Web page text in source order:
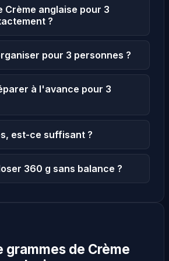
Crème anglaise pour 3
?
pour 3 personnes ?
à l'avance pour 3
est-ce suffisant ?
360 g sans balance ?
grammes de Crème